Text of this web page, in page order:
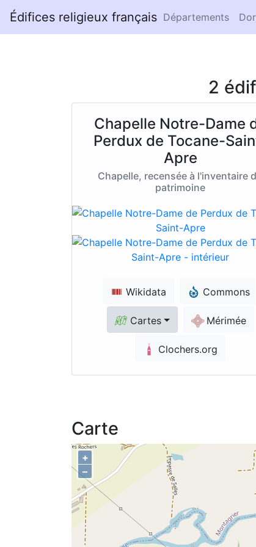
Édifices religieux français Départements
2
Chapelle Notre-Dame
Perdux de Tocane-
Apre
Chapelle, recensée à l'inventaire
patrimoine
Wikidata Commons
Cartes Mérimée
Clochers.org
Carte
+
–